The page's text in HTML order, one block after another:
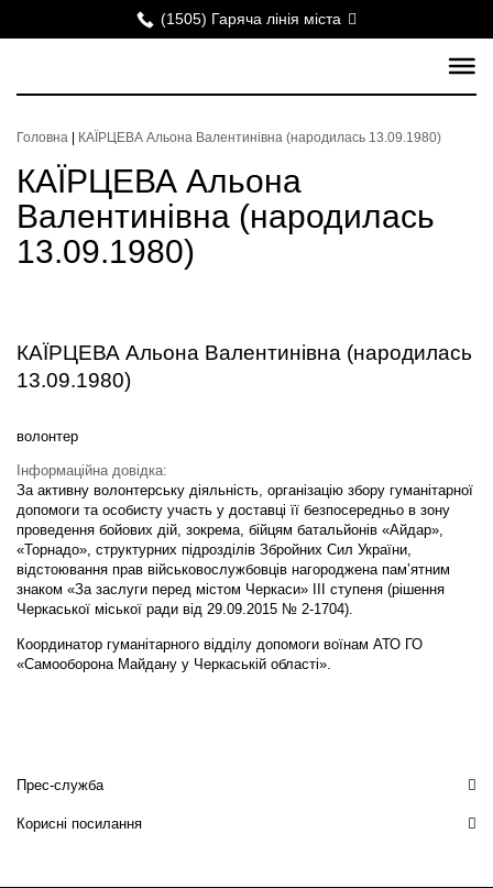
(1505) Гаряча лінія міста
Головна КАЇРЦЕВА Альона Валентинівна (народилась 13.09.1980)
КАЇРЦЕВА Альона
Валентинівна (народилась
13.09.1980)
КАЇРЦЕВА Альона Валентинівна (народилась
13.09.1980)
волонтер
Інформаційна довідка:
За активну волонтерську діяльність, організацію збору гуманітарної
допомоги та особисту участь у доставці її безпосередньо в зону
проведення бойових дій, зокрема, бійцям батальйонів «Айдар»,
«Торнадо», структурних підрозділів Збройних Сил України,
відстоювання прав військовослужбовців нагороджена пам’ятним
знаком «За заслуги перед містом Черкаси» ІІІ ступеня (рішення
Черкаської міської ради від 29.09.2015 № 2-1704).
Координатор гуманітарного відділу допомоги воїнам АТО ГО
«Самооборона Майдану у Черкаській області».
Прес-служба
Корисні посилання